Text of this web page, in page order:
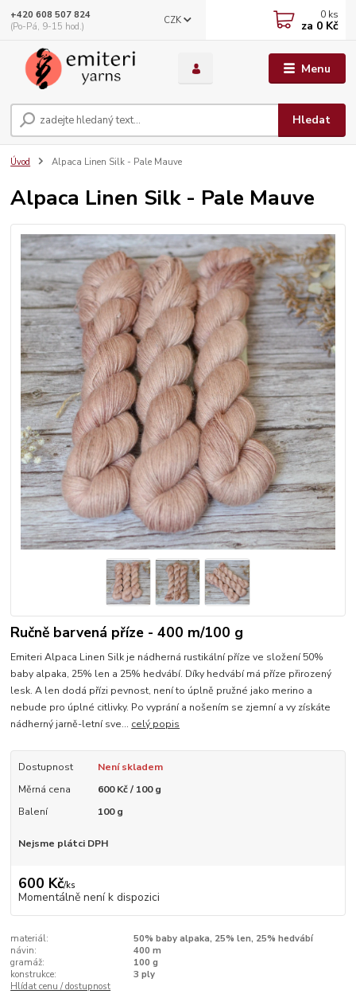
Menu
CZK
Hledat
+420 608 507 824
(Po-Pá, 9-15 hod.)
0 ks
za 0 Kč
Úvod Alpaca Linen Silk - Pale Mauve
Alpaca Linen Silk - Pale Mauve
Ručně barvená příze - 400 m/100 g
Emiteri Alpaca Linen Silk je nádherná rustikální příze ve složení 50%
baby alpaka, 25% len a 25% hedvábí. Díky hedvábí má příze přirozený
lesk. A len dodá přízi pevnost, není to úplně pružné jako merino a
nebude pro úplné citlivky. Po vyprání a nošením se zjemní a vy získáte
nádherný jarně-letní sve... celý popis
Dostupnost
Není skladem
Měrná cena
600 Kč / 100 g
Balení
100 g
Nejsme plátci DPH
600 Kč/ks
Momentálně není k dispozici
materiál:
50% baby alpaka, 25% len, 25% hedvábí
návin:
400 m
gramáž:
100 g
konstrukce:
3 ply
Hlídat cenu / dostupnost